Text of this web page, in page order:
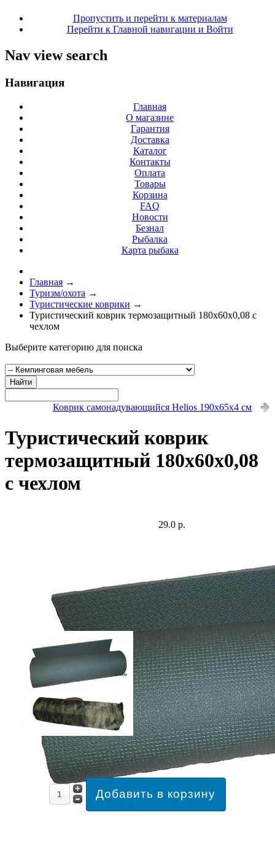
Пропустить и перейти к материалам
Перейти к Главной навигации и Войти
Nav view search
Навигация
Главная
О магазине
Гарантия
Доставка
Каталог
Контакты
Оплата
Товары
Корзина
FAQ
Новости
Безнал
Рыбалка
Карта рыбака
Главная →
Туризм/охота →
Туристические коврики →
Туристический коврик термозащитный 180х60х0,08 с
чехлом
Выберите категорию для поиска
Найти
Коврик самонадувающийся Helios 190x65x4 см
Туристический коврик
термозащитный 180х60х0,08
с чехлом
29.0 р.